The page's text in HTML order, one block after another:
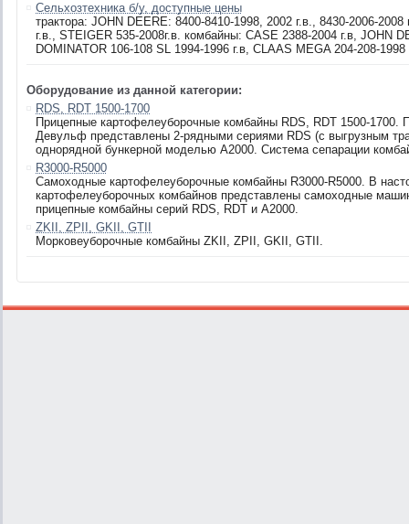
Сельхозтехника б/у, доступные цены
трактора: JOHN DEERE: 8400-8410-1998, 2002 г.в., 8430-2006-
г.в., STEIGER 535-2008г.в. комбайны: CASE 2388-2004 г.в, JOHN
DOMINATOR 106-108 SL 1994-1996 г.в, CLAAS MEGA 204-208-
Оборудование из данной категории:
RDS, RDT 1500-1700
Прицепные картофелеуборочные комбайны RDS, RDT 1500-
Девульф представлены 2-рядными сериями RDS (c выгрузным
однорядной бункерной моделью А2000. Система сепарации
R3000-R5000
Самоходные картофелеуборочные комбайны R3000-R5000. В
картофелеуборочных комбайнов представлены самоходные
прицепные комбайны серий RDS, RDT и А2000.
ZKII, ZPII, GKII, GTII
Морковеуборочные комбайны ZKII, ZPII, GKII, GTII.